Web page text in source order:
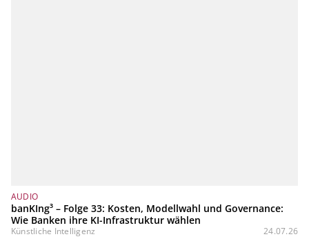
AUDIO
banKIng³ – Folge 33: Kosten, Modellwahl und Governance:
Wie Banken ihre KI-Infrastruktur wählen
Künstliche Intelligenz 24.07.26